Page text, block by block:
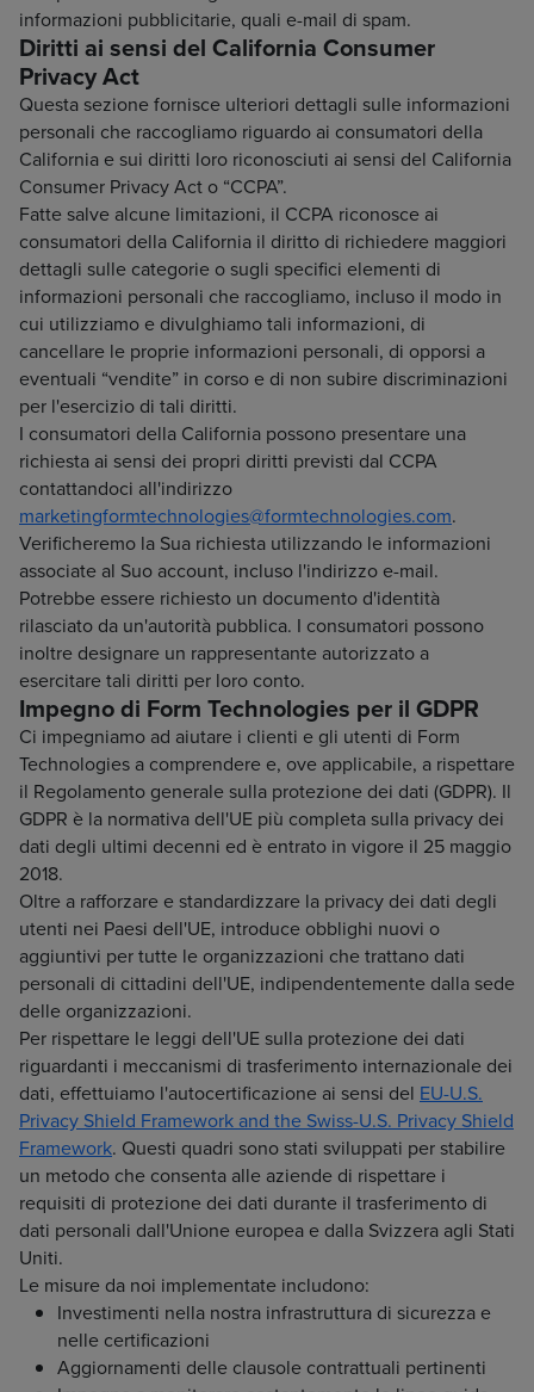
informazioni pubblicitarie, quali e-mail di spam.
Diritti ai sensi del California Consumer
Privacy Act
Questa sezione fornisce ulteriori dettagli sulle informazioni
personali che raccogliamo riguardo ai consumatori della
California e sui diritti loro riconosciuti ai sensi del California
Consumer Privacy Act o “CCPA”.
Fatte salve alcune limitazioni, il CCPA riconosce ai
consumatori della California il diritto di richiedere maggiori
dettagli sulle categorie o sugli specifici elementi di
informazioni personali che raccogliamo, incluso il modo in
cui utilizziamo e divulghiamo tali informazioni, di
cancellare le proprie informazioni personali, di opporsi a
eventuali “vendite” in corso e di non subire discriminazioni
per l'esercizio di tali diritti.
I consumatori della California possono presentare una
richiesta ai sensi dei propri diritti previsti dal CCPA
contattandoci all'indirizzo
marketingformtechnologies@formtechnologies.com.
Verificheremo la Sua richiesta utilizzando le informazioni
associate al Suo account, incluso l'indirizzo e-mail.
Potrebbe essere richiesto un documento d'identità
rilasciato da un'autorità pubblica. I consumatori possono
inoltre designare un rappresentante autorizzato a
esercitare tali diritti per loro conto.
Impegno di Form Technologies per il GDPR
Ci impegniamo ad aiutare i clienti e gli utenti di Form
Technologies a comprendere e, ove applicabile, a rispettare
il Regolamento generale sulla protezione dei dati (GDPR). Il
GDPR è la normativa dell'UE più completa sulla privacy dei
dati degli ultimi decenni ed è entrato in vigore il 25 maggio
2018.
Oltre a rafforzare e standardizzare la privacy dei dati degli
utenti nei Paesi dell'UE, introduce obblighi nuovi o
aggiuntivi per tutte le organizzazioni che trattano dati
personali di cittadini dell'UE, indipendentemente dalla sede
delle organizzazioni.
Per rispettare le leggi dell'UE sulla protezione dei dati
riguardanti i meccanismi di trasferimento internazionale dei
dati, effettuiamo l'autocertificazione ai sensi del EU-U.S.
Privacy Shield Framework and the Swiss-U.S. Privacy Shield
Framework. Questi quadri sono stati sviluppati per stabilire
un metodo che consenta alle aziende di rispettare i
requisiti di protezione dei dati durante il trasferimento di
dati personali dall'Unione europea e dalla Svizzera agli Stati
Uniti.
Le misure da noi implementate includono:
Investimenti nella nostra infrastruttura di sicurezza e
nelle certificazioni
Aggiornamenti delle clausole contrattuali pertinenti